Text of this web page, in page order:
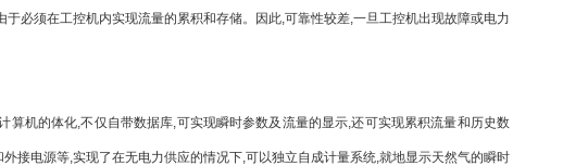
须在工控机内实现流量的累积和存储。因此,可靠性较差,一旦工控机出现故障或电力
机的体化,不仅自带数据库,可实现瞬时参数及流量的显示,还可实现累积流量和历史数
接电源等,实现了在无电力供应的情况下,可以独立自成计量系统,就地显示天然气的瞬时